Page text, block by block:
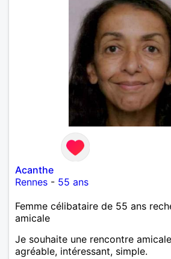
Acanthe
Rennes - 55 ans
Femme célibataire de 55 ans
amicale
Je souhaite une rencontre
agréable, intéressant, simple.